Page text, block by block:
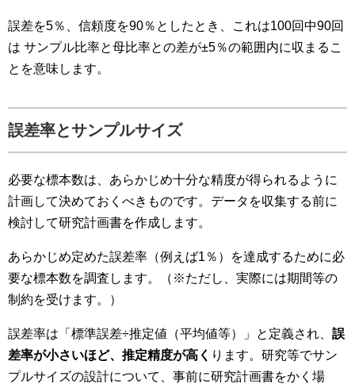
誤差を5％、信頼度を90％としたとき、これは100回中90回
は サンプル比率と母比率との差が±5％の範囲内に収まるこ
とを意味します。
誤差率とサンプルサイズ
必要な標本数は、あらかじめ十分な精度が得られるように
計画して決めておくべきものです。データを収集する前に
検討して研究計画書を作成します。
あらかじめ定めた誤差率（例えば1％）を達成するために必
要な標本数を調査します。（※ただし、実際には期間等の
制約を受けます。）
誤差率は「標準誤差÷推定値（平均値等）」と定義され、 誤
差率が小さいほど、推定精度が高く ります。研究等でサン
プルサイズの設計について、事前に研究計画書をかく場